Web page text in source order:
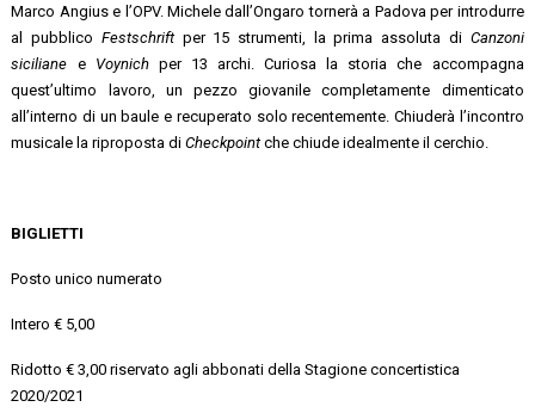
Marco Angius e l’OPV. Michele dall’Ongaro tornerà a Padova per introdurre
al pubblico Festschriftper 15 strumenti, la prima assoluta di Canzoni
siciliane e Voynichper 13 archi. Curiosa la storia che accompagna
quest’ultimo lavoro, un pezzo giovanile completamente dimenticato
all’interno di un baule e recuperato solo recentemente. Chiuderà l’incontro
musicale la riproposta diCheckpointche chiude idealmente il cerchio.
BIGLIETTI
Posto unico numerato
Intero € 5,00
Ridotto € 3,00 riservato agli abbonati della Stagione concertistica
2020/2021